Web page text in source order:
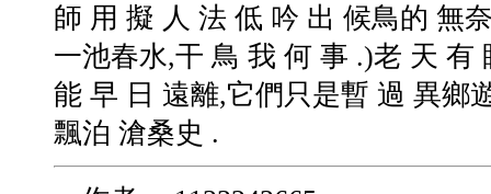
師 用 擬 人 法 低 吟 出 候鳥的 無
一池春水,干 鳥 我 何 事 .)老 天
能 早 日 遠離,它們只是暫 過 異鄉
飄泊 滄桑史 .